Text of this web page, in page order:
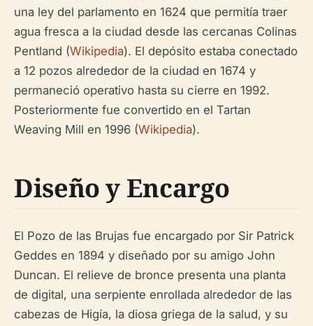
una ley del parlamento en 1624 que permitía traer
agua fresca a la ciudad desde las cercanas Colinas
Pentland (Wikipedia). El depósito estaba conectado
a 12 pozos alrededor de la ciudad en 1674 y
permaneció operativo hasta su cierre en 1992.
Posteriormente fue convertido en el Tartan
Weaving Mill en 1996 (Wikipedia).
Diseño y Encargo
El Pozo de las Brujas fue encargado por Sir Patrick
Geddes en 1894 y diseñado por su amigo John
Duncan. El relieve de bronce presenta una planta
de digital, una serpiente enrollada alrededor de las
cabezas de Higía, la diosa griega de la salud, y su